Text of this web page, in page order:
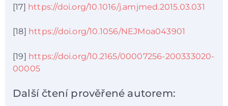
[17] https://doi.org/10.1016/j.amjmed.2015.03.031
[18] https://doi.org/10.1056/NEJMoa043901
[19] https://doi.org/10.2165/00007256-200333020-
00005
Další čtení prověřené autorem: